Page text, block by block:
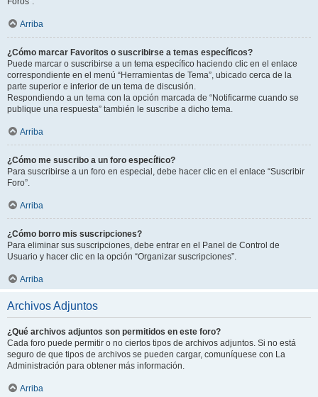
Arriba
¿Cómo marcar Favoritos o suscribirse a temas específicos?
Puede marcar o suscribirse a un tema específico haciendo clic en el enlace
correspondiente en el menú “Herramientas de Tema”, ubicado cerca de la
parte superior e inferior de un tema de discusión.
Respondiendo a un tema con la opción marcada de “Notificarme cuando se
publique una respuesta” también le suscribe a dicho tema.
Arriba
¿Cómo me suscribo a un foro específico?
Para suscribirse a un foro en especial, debe hacer clic en el enlace “Suscribir
Foro”.
Arriba
¿Cómo borro mis suscripciones?
Para eliminar sus suscripciones, debe entrar en el Panel de Control de
Usuario y hacer clic en la opción “Organizar suscripciones”.
Arriba
Archivos Adjuntos
¿Qué archivos adjuntos son permitidos en este foro?
Cada foro puede permitir o no ciertos tipos de archivos adjuntos. Si no está
seguro de que tipos de archivos se pueden cargar, comuníquese con La
Administración para obtener más información.
Arriba